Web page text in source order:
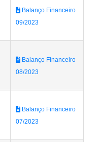
Balanço Financeiro
09/2023
Balanço Financeiro
08/2023
Balanço Financeiro
07/2023